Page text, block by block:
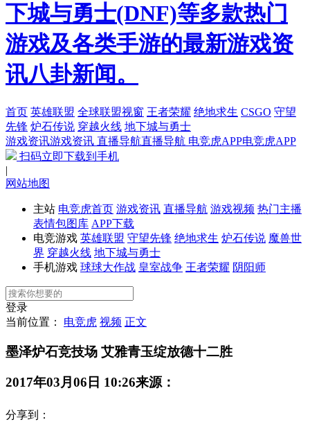
下城与勇士(DNF)等多款热门
游戏及各类手游的最新游戏资
讯八卦新闻。
首页 英雄联盟 全球联盟视窗 王者荣耀 绝地求生 CSGO 守望
先锋 炉石传说 穿越火线 地下城与勇士
游戏资讯游戏资讯 直播导航直播导航 电竞虎APP电竞虎APP
扫码立即下载到手机
|
网站地图
主站 电竞虎首页 游戏资讯 直播导航 游戏视频 热门主播
表情包图库 APP下载
电竞游戏 英雄联盟 守望先锋 绝地求生 炉石传说 魔兽世
界 穿越火线 地下城与勇士
手机游戏 球球大作战 皇室战争 王者荣耀 阴阳师
登录
当前位置： 电竞虎 视频 正文
墨泽炉石竞技场 艾雅青玉绽放德十二胜
2017年03月06日 10:26来源：
分享到：